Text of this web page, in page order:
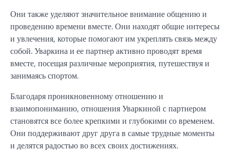
Они также уделяют значительное внимание общению и
проведению времени вместе. Они находят общие интересы
и увлечения, которые помогают им укреплять связь между
собой. Уваркина и ее партнер активно проводят время
вместе, посещая различные мероприятия, путешествуя и
занимаясь спортом.
Благодаря проникновенному отношению и
взаимопониманию, отношения Уваркиной с партнером
становятся все более крепкими и глубокими со временем.
Они поддерживают друг друга в самые трудные моменты
и делятся радостью во всех своих достижениях.